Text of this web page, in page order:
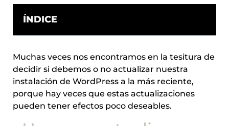
ÍNDICE
Muchas veces nos encontramos en la tesitura de
decidir si debemos o no actualizar nuestra
instalación de WordPress a la más reciente,
porque hay veces que estas actualizaciones
pueden tener efectos poco deseables.